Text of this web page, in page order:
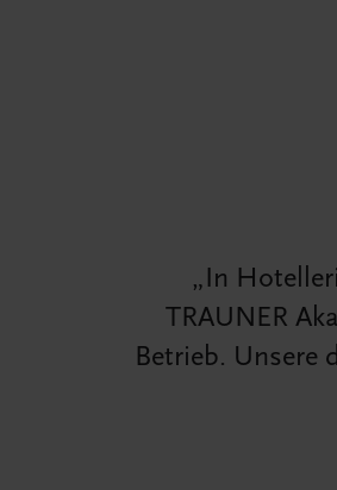
In
TRAUNER
Betrieb. Unsere